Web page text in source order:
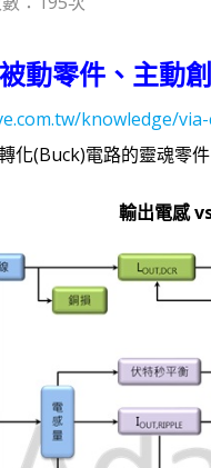
被動零件、主動
knowledge/
化(Buck)電路的靈魂零
輸出電感